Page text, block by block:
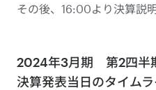
その後、16:00より決算説
2024年3月期 第2四半
決算発表当日のタイム